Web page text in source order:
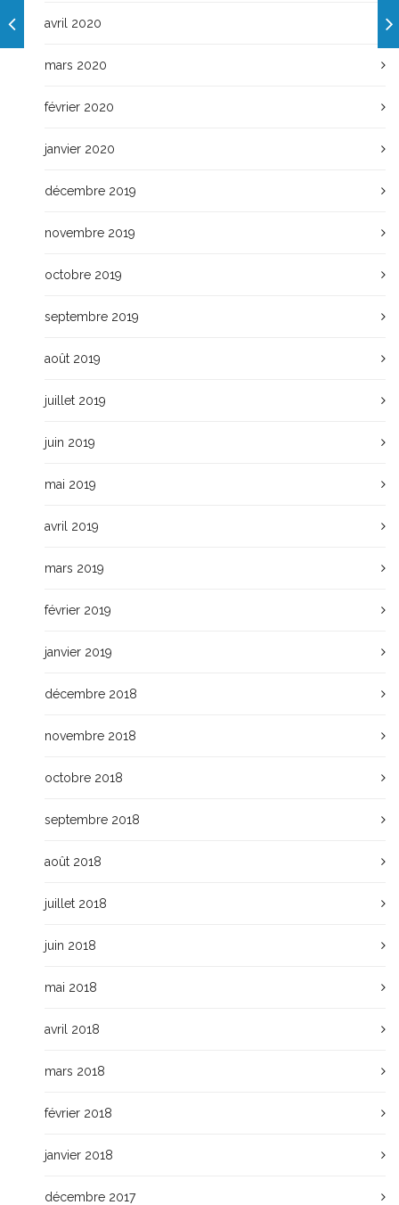
avril 2020
mars 2020
février 2020
janvier 2020
décembre 2019
novembre 2019
octobre 2019
septembre 2019
août 2019
juillet 2019
juin 2019
mai 2019
avril 2019
mars 2019
février 2019
janvier 2019
décembre 2018
novembre 2018
octobre 2018
septembre 2018
août 2018
juillet 2018
juin 2018
mai 2018
avril 2018
mars 2018
février 2018
janvier 2018
décembre 2017